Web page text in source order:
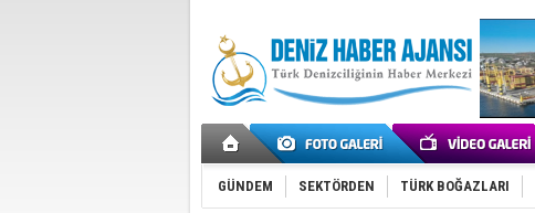
GÜNDEM SEKTÖRDEN TÜRK BOĞAZLARI